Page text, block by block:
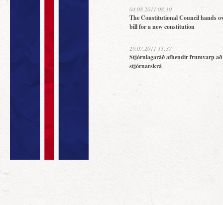
04.08.2011 08:10
The Constitutional Council hands
bill for a new constitution
29.07.2011 11:37
Stjórnlagaráð afhendir frumvarp
stjórnarskrá